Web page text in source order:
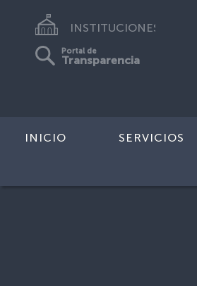
INSTITUCIONES
Portal de
Transparencia
INICIO SERVICIOS